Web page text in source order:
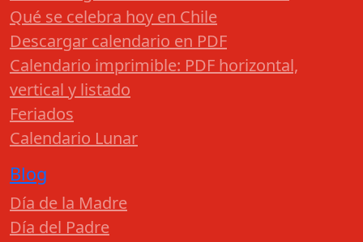
Qué se celebra hoy en Chile
Descargar calendario en PDF
Calendario imprimible: PDF horizontal,
vertical y listado
Feriados
Calendario Lunar
Blog
Día de la Madre
Día del Padre